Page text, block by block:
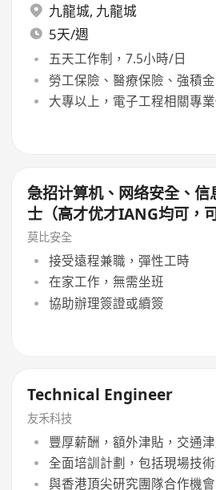
九龍城, 九龍城
5天/週
五天工作制，7.5小時/日
勞工保險、醫療保險、強積金
大專以上，電子工程相關專
急招计算机、网络安全、信
士（高才优才IANG均可，可
莫比安全
接受遠程兼職，彈性工時
在家工作，無需坐班
協助辦理簽證或續簽
Technical Engineer
友禾科技
豐厚薪酬，額外津貼，交通
全面培訓計劃，包括現場技
與香港頂尖研究團隊合作機會